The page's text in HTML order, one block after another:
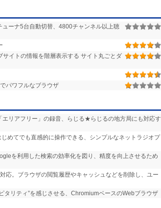
ューナ5台自動切替、4800チャンネル以上聴
サイトの情報を階層表示する サイト丸ごとダ
パワフルなブラウザ
リアフリー」の録音、らじる★らじるの地方局にも対応す
めてでも直感的に操作できる、シンプルなネットラジオプ
を利用した検索の効率化を図り、精度を向上させるため
応。ブラウザの閲覧履歴やキャッシュなどを削除し、ユー
タリティ”を感じさせる、ChromiumベースのWebブラウザ